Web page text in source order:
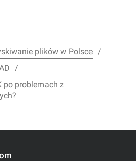
plików w Polsce
po problemach z